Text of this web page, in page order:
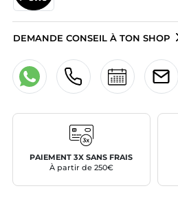
DEMANDE CONSEIL À TON SHOP
PAIEMENT 3X SANS FRAIS
À partir de 250€